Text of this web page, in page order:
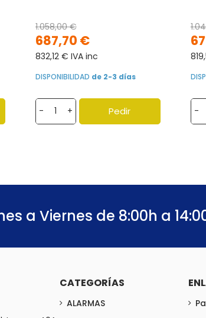
687,70 €
1.058,00 €
832,12 € IVA inc
DISPONIBILIDAD de 2-3 días
- + Pedir -
a Viernes de 8:00h a
CATEGORÍAS
ALARMAS